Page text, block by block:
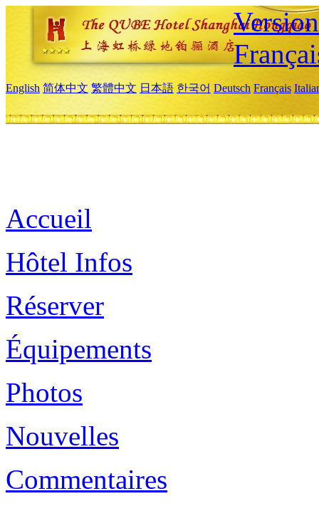
English 简体中文 繁體中文 日本語 한국어 Deutsch Français
Accueil
Hôtel Infos
Réserver
Équipements
Photos
Nouvelles
Commentaires